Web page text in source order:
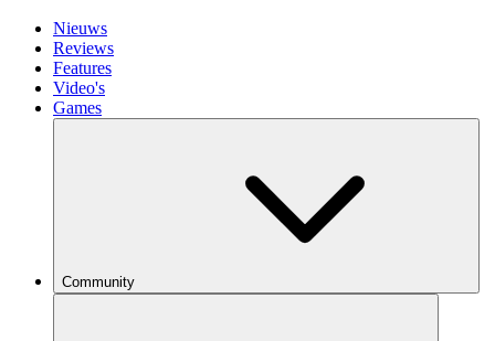
Nieuws
Reviews
Features
Video's
Games
Community